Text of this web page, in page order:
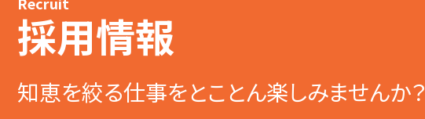
採用情報
知恵を絞る仕事をとことん楽しみませんか？